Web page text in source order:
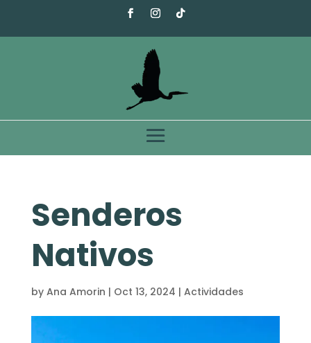
Senderos
Nativos
by Ana Amorin | Oct 13, 2024 | Actividades